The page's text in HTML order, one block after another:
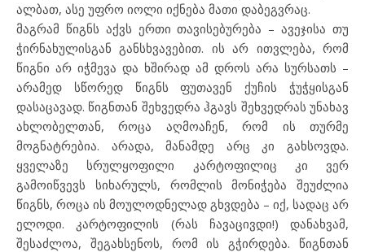
ალბათ, ასე უფრო იოლი იქნება მათი დაბეგვრაც.
მაგრამ წიგნს აქვს ერთი თავისებურება – ავეჯისა თუ
ჭირნახულისგან განსხვავებით. ის არ ითვლება, რომ
წიგნი არ იჭმევა და ხშირად ამ დროს არა სურსათს –
არამედ სწორედ წიგნს ფუთავენ ქუჩის ჭუჭყისგან
დასაცავად. წიგნთან შეხვედრა ჰგავს შეხვედრას უნახავ
ახლობელთან, როცა აღმოაჩენ, რომ ის თურმე
მოგნატრებია. არადა, მანამდე არც კი გახსოვდა.
ყველაზე სრულყოფილი კარტოფილიც კი ვერ
გამოიწვევს სიხარულს, რომლის მონიჭება შეუძლია
წიგნს, როცა ის მოულოდნელად გხვდება – იქ, სადაც არ
ელოდი. კარტოფილის (რას ჩავაცივდი!) დანახვამ,
შესაძლოა, შეგახსენოს, რომ ის გჭირდება. წიგნთან